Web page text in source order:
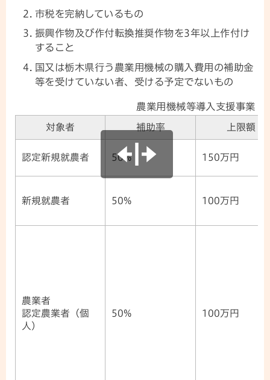
市税を完納しているもの
振興作物及び作付転換推奨作物を3年以上作付け
すること
国又は栃木県行う農業用機械の購入費用の補助金
等を受けていない者、受ける予定でないもの
農業用機械等導入支援事業
対象者 補助率 上限額
認定新規就農者 50% 150万円
新規就農者 50% 100万円
農業者
認定農業者（個
人）
50% 100万円